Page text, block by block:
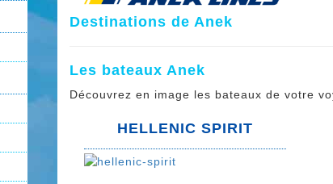
Destinations de Anek
Les bateaux Anek
Découvrez en image les bateaux de votre
HELLENIC SPIRIT